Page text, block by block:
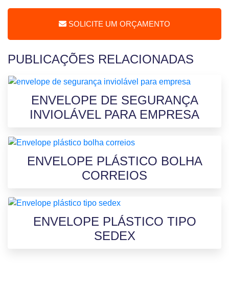
SOLICITE UM ORÇAMENTO
PUBLICAÇÕES RELACIONADAS
ENVELOPE DE SEGURANÇA
INVIOLÁVEL PARA EMPRESA
ENVELOPE PLÁSTICO BOLHA
CORREIOS
ENVELOPE PLÁSTICO TIPO
SEDEX